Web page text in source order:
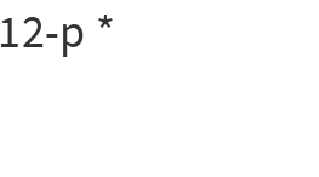
p *